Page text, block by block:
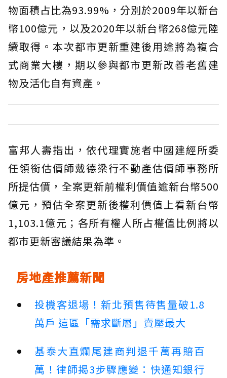
物面積占比為93.99%，分別於2009年以新台
幣100億元，以及2020年以新台幣268億元陸
續取得。本次都市更新重建後用途將為複合
式商業大樓，期以參與都市更新改善老舊建
物及活化自有資產。
富邦人壽指出，依代理實施者中國建經所委
任領銜估價師戴德梁行不動產估價師事務所
所提估價，全案更新前權利價值逾新台幣500
億元，預估全案更新後權利價值上看新台幣
1,103.1億元；各所有權人所占權值比例將以
都市更新審議結果為準。
房地產推薦新聞
投機客退場！新北預售待售量破1.8
萬戶 這區「需求斷層」賣壓最大
基泰大直爛尾建商判退千萬再賠百
萬！律師揭3步驟應變：快通知銀行